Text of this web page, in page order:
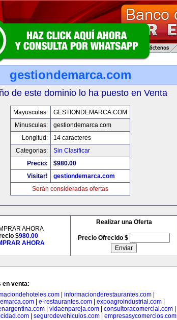
gestiondemarca.com
de este dominio lo ha puesto en Venta
Mayusculas:
GESTIONDEMARCA.COM
Minusculas:
gestiondemarca.com
Longitud:
14 caracteres
Categorias:
Sin Clasificar
Precio:
$980.00
Visitar!
gestiondemarca.com
Serán consideradas ofertas
AHORA
$980.00
AHORA
Realizar una Oferta
Precio Ofrecido $
en venta:
| informacionderestaurantes.com|
| e-restaurantes.com| expoagroindustrial.com|
| vidaenpareja.com| consultoracomercial.com|
segurodevehiculos.com empresasycomercios.com